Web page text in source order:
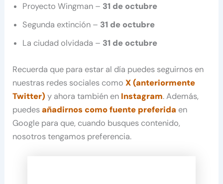
Proyecto Wingman – 31 de octubre
Segunda extinción – 31 de octubre
La ciudad olvidada – 31 de octubre
Recuerda que para estar al día puedes seguirnos en
nuestras redes sociales comoX (anteriormente
Twitter) y ahora también en Instagram. Además,
puedesañadirnos como fuente preferida en
Google para que, cuando busques contenido,
nosotros tengamos preferencia.